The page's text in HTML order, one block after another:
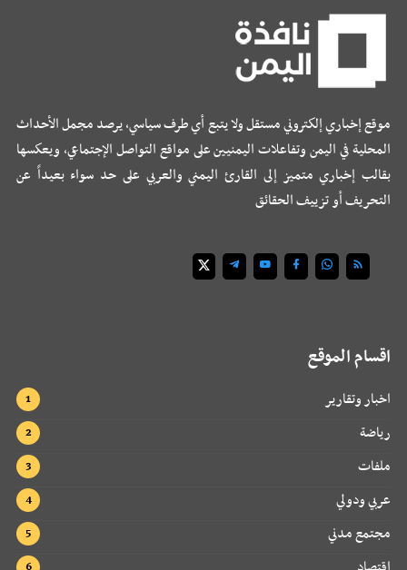
موقع إخباري إلكتروني مستقل ولا يتبع أي طرف سياسي، يرصد مجمل الأحداث
المحلية في اليمن وتفاعلات اليمنيين على مواقع التواصل الإجتماعي، ويعكسها
بقالب إخباري متميز إلى القارئ اليمني والعربي على حد سواء بعيداً عن
التحريف أو تزييف الحقائق
اقسام الموقع
اخبار وتقارير
رياضة
ملفات
عربي ودولي
مجتمع مدني